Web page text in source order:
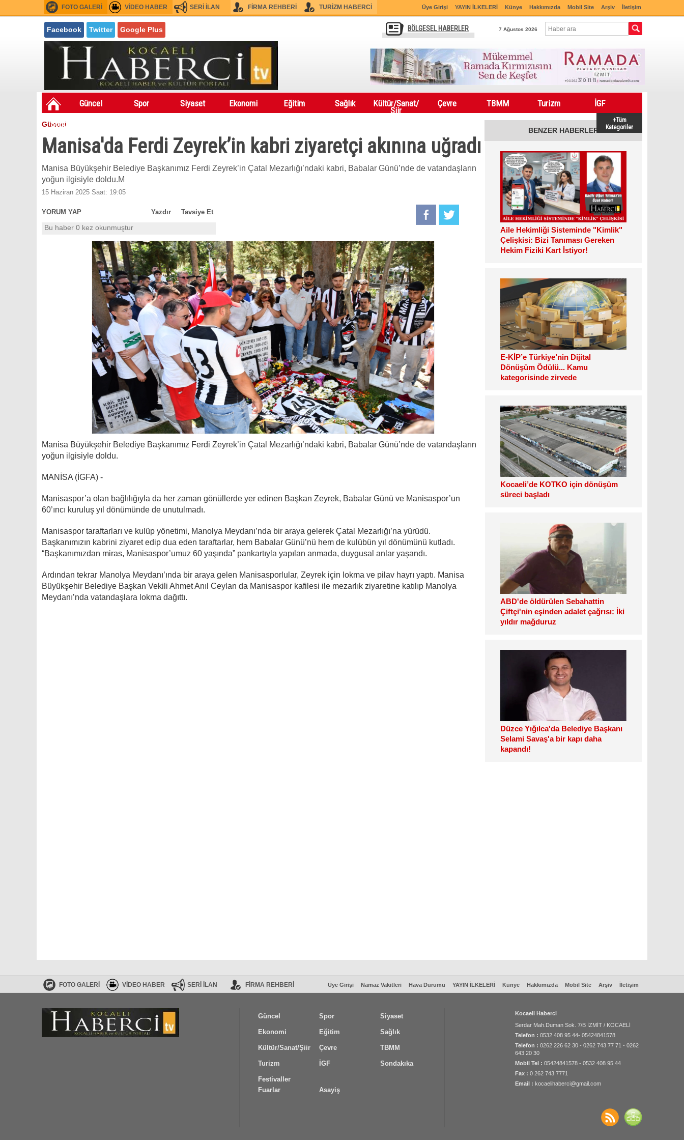
FOTO GALERİ VİDEO HABER SERİ İLAN FİRMA REHBERİ TURİZM HABERCİ İletişim
Arşiv
Mobil Site
Hakkımızda
Künye
YAYIN İLKELERİ
Üye Girişi
Facebook Twitter Google Plus 7 Ağustos 2026
BÖLGESEL HABERLER
Güncel Spor Siyaset Ekonomi Eğitim Sağlık Kültür/Sanat/
Şiir
Çevre TBMM Turizm
İGF
Sondakıka
+Tüm
Kategoriler
BENZER HABERLER
Aile Hekimliği Sisteminde "Kimlik"
Çelişkisi: Bizi Tanıması Gereken
Hekim Fiziki Kart İstiyor!
E-KİP’e Türkiye’nin Dijital
Dönüşüm Ödülü... Kamu
kategorisinde zirvede
Kocaeli’de KOTKO için dönüşüm
süreci başladı
ABD'de öldürülen Sebahattin
Çiftçi'nin eşinden adalet çağrısı: İki
yıldır mağduruz
Düzce Yığılca'da Belediye Başkanı
Selami Savaş'a bir kapı daha
kapandı!
Güncel
Manisa'da Ferdi Zeyrek’in kabri ziyaretçi akınına uğradı
Manisa Büyükşehir Belediye Başkanımız Ferdi Zeyrek’in Çatal Mezarlığı’ndaki kabri, Babalar Günü’nde de vatandaşların
yoğun ilgisiyle doldu.M
15 Haziran 2025 Saat: 19:05
YORUM YAP Tavsiye Et
Yazdır
Bu haber 0 kez okunmuştur
Manisa Büyükşehir Belediye Başkanımız Ferdi Zeyrek’in Çatal Mezarlığı’ndaki kabri, Babalar Günü’nde de vatandaşların
yoğun ilgisiyle doldu.
MANİSA (İGFA) -
Manisaspor’a olan bağlılığıyla da her zaman gönüllerde yer edinen Başkan Zeyrek, Babalar Günü ve Manisaspor’un
60’ıncı kuruluş yıl dönümünde de unutulmadı.
Manisaspor taraftarları ve kulüp yönetimi, Manolya Meydanı’nda bir araya gelerek Çatal Mezarlığı’na yürüdü.
Başkanımızın kabrini ziyaret edip dua eden taraftarlar, hem Babalar Günü’nü hem de kulübün yıl dönümünü kutladı.
“Başkanımızdan miras, Manisaspor’umuz 60 yaşında” pankartıyla yapılan anmada, duygusal anlar yaşandı.
Ardından tekrar Manolya Meydanı’ında bir araya gelen Manisasporlular, Zeyrek için lokma ve pilav hayrı yaptı. Manisa
Büyükşehir Belediye Başkan Vekili Ahmet Anıl Ceylan da Manisaspor kafilesi ile mezarlık ziyaretine katılıp Manolya
Meydanı’nda vatandaşlara lokma dağıttı.
FOTO GALERİ VİDEO HABER SERİ İLAN FİRMA REHBERİ İletişim
Arşiv
Mobil Site
Hakkımızda
Künye
YAYIN İLKELERİ
Hava Durumu
Namaz Vakitleri
Üye Girişi
Kocaeli Haberci
Serdar Mah.Duman Sok. 7/B İZMİT / KOCAELİ
Telefon : 0532 408 95 44- 05424841578
Telefon : 0262 226 62 30 - 0262 743 77 71 - 0262
643 20 30
Mobil Tel : 05424841578 - 0532 408 95 44
Fax : 0 262 743 7771
Email : kocaelihaberci@gmail.com
Güncel Spor Siyaset
Ekonomi Eğitim Sağlık
Kültür/Sanat/Şiir Çevre TBMM
Turizm İGF Sondakıka
Festivaller
Fuarlar
Asayiş